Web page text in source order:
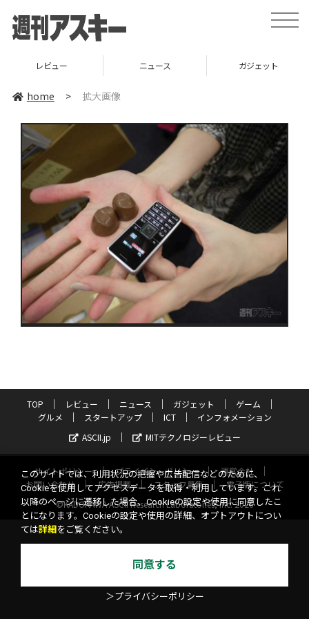
toggle
レビュー ニュース ガジェット
home > 拡大画像
TOP レビュー ニュース ガジェット
ゲーム
グルメ
スタートアップ ICT
インフォメーション
ASCII.jp
MITテクノロジーレビュー
サイトポリシー プライバシーポリシー
運営会社
お問い合わせ
広告掲載 スタッフ募集
電子版について
©KADOKAWA ASCII Research Laboratories, Inc. 2026
このサイトでは、利用状況の把握や広告配信などのために、
Cookieを使用してアクセスデータを取得・利用しています。これ
以降のページに遷移した場合、Cookieの設定や使用に同意したこ
とになります。Cookieの設定や使用の詳細、オプトアウトについ
ては詳細 をご覧ください。
同意する
＞プライバシーポリシー